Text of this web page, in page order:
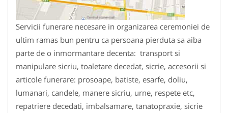
Servicii funerare necesare in organizarea ceremoniei de
ultim ramas bun pentru ca persoana pierduta sa aiba
parte de o inmormantare decenta: transport si
manipulare sicriu, toaletare decedat, sicrie, accesorii si
articole funerare: prosoape, batiste, esarfe, doliu,
lumanari, candele, manere sicriu, urne, respete etc,
repatriere decedati, imbalsamare, tanatopraxie, sicrie